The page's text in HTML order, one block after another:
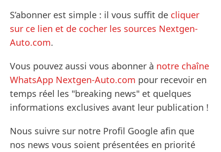
S’abonner est simple : il vous suffit de cliquer
sur ce lien et de cocher les sources Nextgen-
Auto.com.
Vous pouvez aussi vous abonner à notre chaîne
WhatsApp Nextgen-Auto.com pour recevoir en
temps réel les "breaking news" et quelques
informations exclusives avant leur publication !
Nous suivre sur notre Profil Google afin que
nos news vous soient présentées en priorité